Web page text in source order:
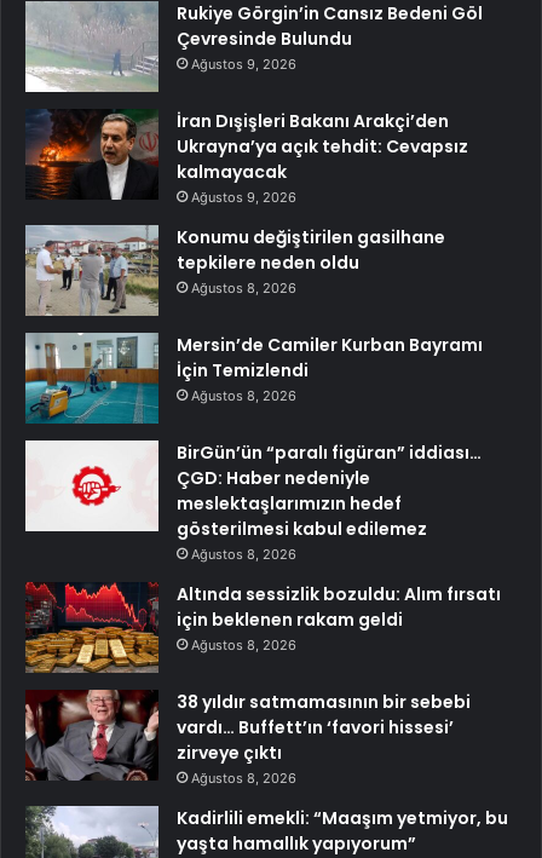
Rukiye Görgin’in Cansız Bedeni Göl
Çevresinde Bulundu
Ağustos 9, 2026
İran Dışişleri Bakanı Arakçi’den
Ukrayna’ya açık tehdit: Cevapsız
kalmayacak
Ağustos 9, 2026
Konumu değiştirilen gasilhane
tepkilere neden oldu
Ağustos 8, 2026
Mersin’de Camiler Kurban Bayramı
İçin Temizlendi
Ağustos 8, 2026
BirGün’ün “paralı figüran” iddiası…
ÇGD: Haber nedeniyle
meslektaşlarımızın hedef
gösterilmesi kabul edilemez
Ağustos 8, 2026
Altında sessizlik bozuldu: Alım fırsatı
için beklenen rakam geldi
Ağustos 8, 2026
38 yıldır satmamasının bir sebebi
vardı… Buffett’ın ‘favori hissesi’
zirveye çıktı
Ağustos 8, 2026
Kadirlili emekli: “Maaşım yetmiyor, bu
yaşta hamallık yapıyorum”